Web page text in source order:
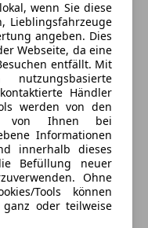
wenn Sie diese
Lieblingsfahrzeuge
angeben. Dies
Webseite, da eine
entfällt. Mit
Händler
werden von den
von Ihnen bei
Informationen
innerhalb dieses
Befüllung neuer
Ohne
Tools können
oder teilweise